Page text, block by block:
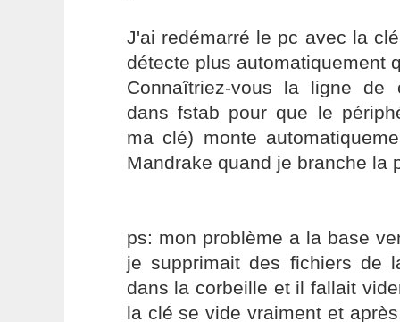
J'ai redémarré le pc avec la
détecte plus automatiquement
Connaîtriez-vous la ligne de
dans fstab pour que le
ma clé) monte
Mandrake quand je branche la
ps: mon problème a la base
je supprimait des fichiers de
dans la corbeille et il fallait
la clé se vide vraiment et